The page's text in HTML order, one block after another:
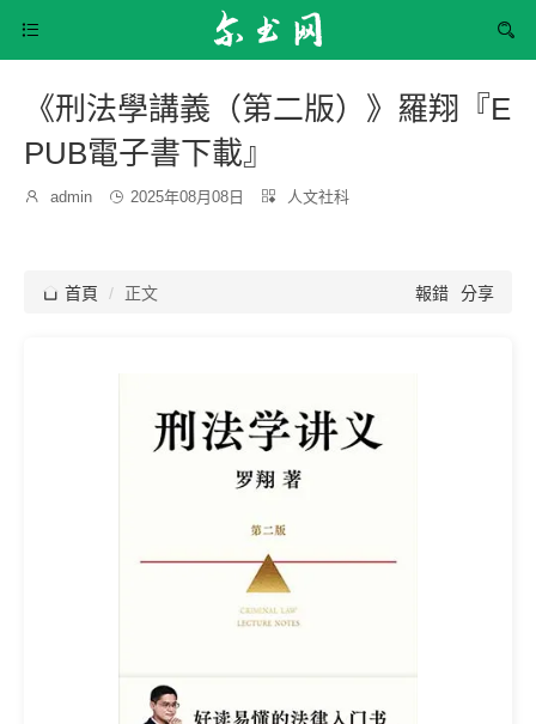


《刑法學講義（第二版）》羅翔『E
PUB電子書下載』

博
admin  發
2025年08月08日 
分
人文社科
 首頁 正文 報錯 分享